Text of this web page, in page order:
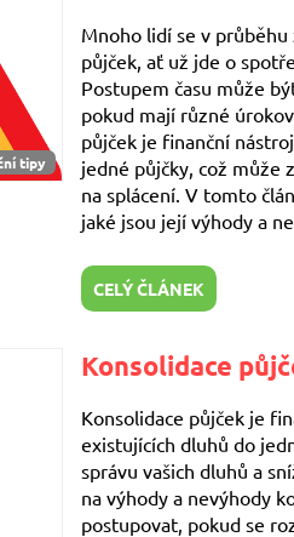
tipy
Mnoho lidí se v
půjček, ať už jde o
Postupem času může
pokud mají různé
půjček je finanční
jedné půjčky, což může
na splácení. V tomto
jaké jsou její výhody a
CELÝ ČLÁNEK
Konsolidace
Konsolidace půjček je
existujících dluhů do
správu vašich dluhů a
na výhody a nevýhody
postupovat, pokud se